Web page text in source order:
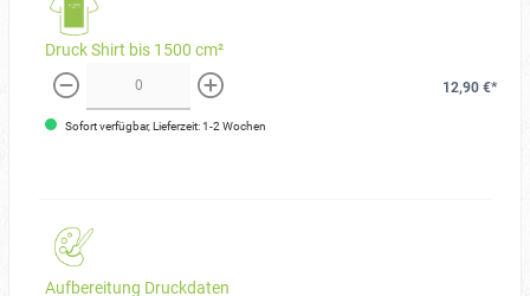
Druck Shirt bis 1500 cm²
weniger mehr
12,90 €*
Sofort verfügbar, Lieferzeit: 1-2 Wochen
Aufbereitung Druckdaten